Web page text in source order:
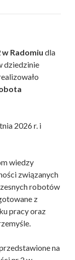
Radomiu dla
dziedzinie
2026 r. i
wiedzy
związanych
robotów
z
pracy oraz
na